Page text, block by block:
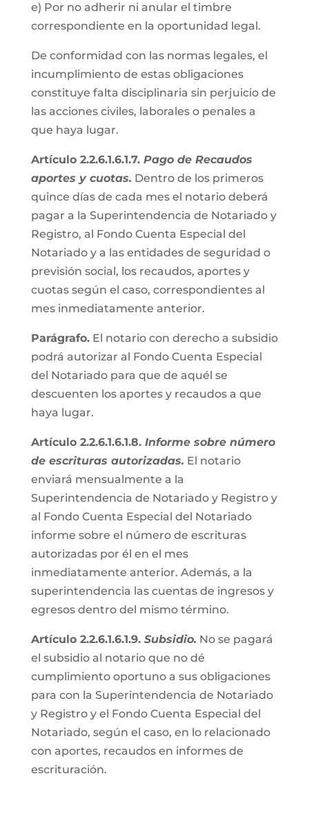
e) Por no adherir ni anular el timbre
correspondiente en la oportunidad legal.
De conformidad con las normas legales, el
incumplimiento de estas obligaciones
constituye falta disciplinaria sin perjuicio de
las acciones civiles, laborales o penales a
que haya lugar.
Artículo 2.2.6.1.6.1.7. Pago de Recaudos
aportes y cuotas. Dentro de los primeros
quince días de cada mes el notario deberá
pagar a la Superintendencia de Notariado y
Registro, al Fondo Cuenta Especial del
Notariado y a las entidades de seguridad o
previsión social, los recaudos, aportes y
cuotas según el caso, correspondientes al
mes inmediatamente anterior.
Parágrafo.El notario con derecho a subsidio
podrá autorizar al Fondo Cuenta Especial
del Notariado para que de aquél se
descuenten los aportes y recaudos a que
haya lugar.
Artículo 2.2.6.1.6.1.8. Informe sobre número
de escrituras autorizadas. El notario
enviará mensualmente a la
Superintendencia de Notariado y Registro y
al Fondo Cuenta Especial del Notariado
informe sobre el número de escrituras
autorizadas por él en el mes
inmediatamente anterior. Además, a la
superintendencia las cuentas de ingresos y
egresos dentro del mismo término.
Artículo 2.2.6.1.6.1.9. Subsidio. No se pagará
el subsidio al notario que no dé
cumplimiento oportuno a sus obligaciones
para con la Superintendencia de Notariado
y Registro y el Fondo Cuenta Especial del
Notariado, según el caso, en lo relacionado
con aportes, recaudos en informes de
escrituración.